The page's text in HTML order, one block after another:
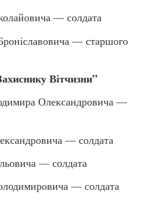
— солдата
— старшого
Вітчизни”
Олександровича —
— солдата
— солдата
— солдата